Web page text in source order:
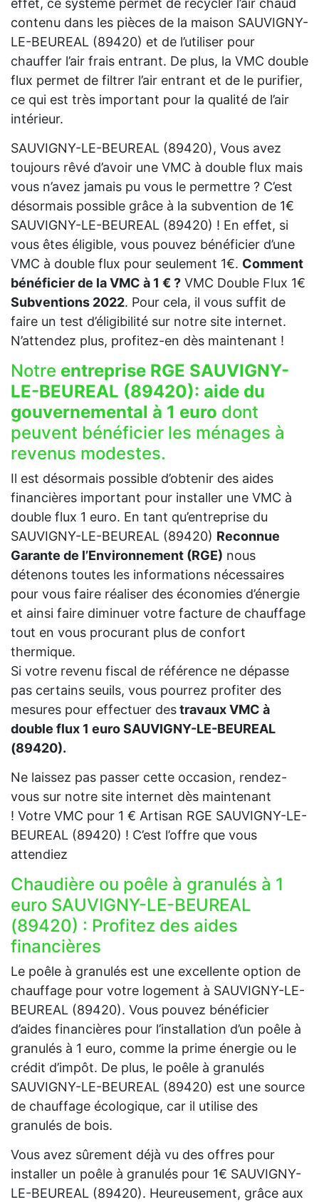
effet, ce système permet de recycler l’air chaud
contenu dans les pièces de la maison SAUVIGNY-
LE-BEUREAL (89420) et de l’utiliser pour
chauffer l’air frais entrant. De plus, la VMC double
flux permet de filtrer l’air entrant et de le purifier,
ce qui est très important pour la qualité de l’air
intérieur.
SAUVIGNY-LE-BEUREAL (89420), Vous avez
toujours rêvé d’avoir une VMC à double flux mais
vous n’avez jamais pu vous le permettre ? C’est
désormais possible grâce à la subvention de 1€
SAUVIGNY-LE-BEUREAL (89420) ! En effet, si
vous êtes éligible, vous pouvez bénéficier d’une
VMC à double flux pour seulement 1€. Comment
bénéficier de la VMC à 1 € ? VMC Double Flux 1€
Subventions 2022. Pour cela, il vous suffit de
faire un test d’éligibilité sur notre site internet.
N’attendez plus, profitez-en dès maintenant !
Notre entreprise RGE SAUVIGNY-
LE-BEUREAL (89420): aide du
gouvernemental à 1 euro dont
peuvent bénéficier les ménages à
revenus modestes.
Il est désormais possible d’obtenir des aides
financières important pour installer une VMC à
double flux 1 euro. En tant qu’entreprise du
SAUVIGNY-LE-BEUREAL (89420) Reconnue
Garante de l’Environnement (RGE) nous
détenons toutes les informations nécessaires
pour vous faire réaliser des économies d’énergie
et ainsi faire diminuer votre facture de chauffage
tout en vous procurant plus de confort
thermique.
Si votre revenu fiscal de référence ne dépasse
pas certains seuils, vous pourrez profiter des
mesures pour effectuer destravaux VMC à
double flux 1 euro SAUVIGNY-LE-BEUREAL
(89420).
Ne laissez pas passer cette occasion, rendez-
vous sur notre site internet dès maintenant
! Votre VMC pour 1 € Artisan RGE SAUVIGNY-LE-
BEUREAL (89420) ! C’est l’offre que vous
attendiez
Chaudière ou poêle à granulés à 1
euro SAUVIGNY-LE-BEUREAL
(89420) : Profitez des aides
financières
Le poêle à granulés est une excellente option de
chauffage pour votre logement à SAUVIGNY-LE-
BEUREAL (89420). Vous pouvez bénéficier
d’aides financières pour l’installation d’un poêle à
granulés à 1 euro, comme la prime énergie ou le
crédit d’impôt. De plus, le poêle à granulés
SAUVIGNY-LE-BEUREAL (89420) est une source
de chauffage écologique, car il utilise des
granulés de bois.
Vous avez sûrement déjà vu des offres pour
installer un poêle à granulés pour 1€ SAUVIGNY-
LE-BEUREAL (89420). Heureusement, grâce aux